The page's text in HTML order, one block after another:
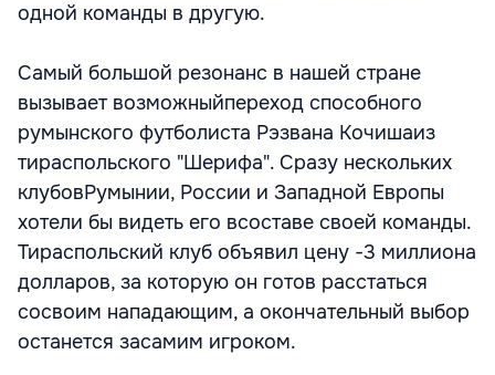
одной команды в другую.
Самый большой резонанс в нашей стране
вызывает возможныйпереход способного
румынского футболиста Рэзвана Кочишаиз
тираспольского "Шерифа". Сразу нескольких
клубовРумынии, России и Западной Европы
хотели бы видеть его всоставе своей команды.
Тираспольский клуб объявил цену -3 миллиона
долларов, за которую он готов расстаться
сосвоим нападающим, а окончательный выбор
останется засамим игроком.